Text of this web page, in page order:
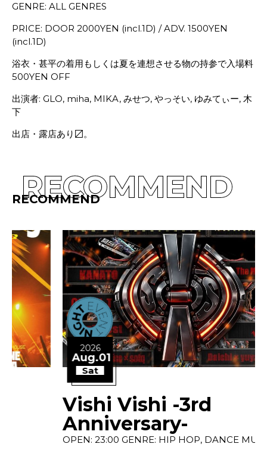
GENRE: ALL GENRES
PRICE: DOOR 2000YEN (incl.1D) / ADV. 1500YEN
(incl.1D)
浴衣・甚平の着用もしくは夏を連想させる物の持参で入場料
500YEN OFF
出演者: GLO, miha, MIKA, みせつ, やっそい, ゆみてぃー, 木
下
出店・露店あり〼。
RECOMMEND
RECOMMEND
2026
Aug.01
Sat
Vishi Vishi -3rd
Anniversary-
OPEN: 23:00 GENRE: HIP HOP, DANCE MUSIC P...